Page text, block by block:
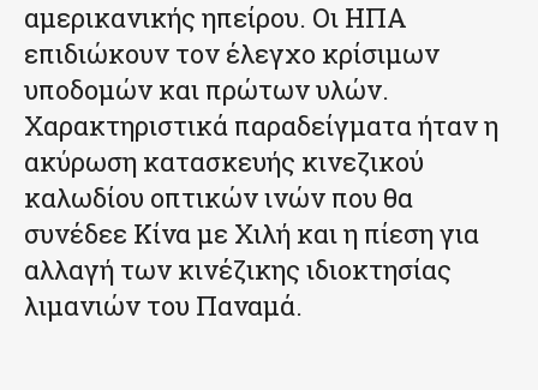
αμερικανικής ηπείρου. Οι ΗΠΑ
επιδιώκουν τον έλεγχο κρίσιμων
υποδομών και πρώτων υλών.
Χαρακτηριστικά παραδείγματα ήταν η
ακύρωση κατασκευής κινεζικού
καλωδίου οπτικών ινών που θα
συνέδεε Κίνα με Χιλή και η πίεση για
αλλαγή των κινέζικης ιδιοκτησίας
λιμανιών του Παναμά.